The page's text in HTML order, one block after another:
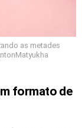
as metades
formato de